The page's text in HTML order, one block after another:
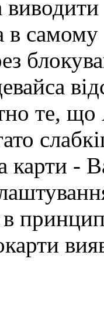
в самому
те,
-